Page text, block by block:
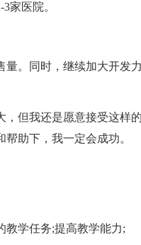
家医院。
。同时，继续加大开发
，但我还是愿意接受这样
助下，我一定会成功。
教学任务;提高教学能力;